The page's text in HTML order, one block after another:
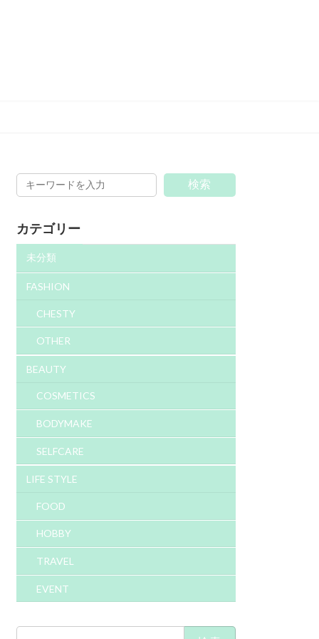
検索
カテゴリー
未分類
FASHION
CHESTY
OTHER
BEAUTY
COSMETICS
BODYMAKE
SELFCARE
LIFE STYLE
FOOD
HOBBY
TRAVEL
EVENT
検